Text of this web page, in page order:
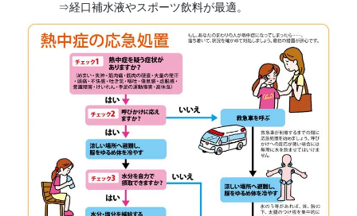
⇒経口補水液やスポーツ飲料が最適。